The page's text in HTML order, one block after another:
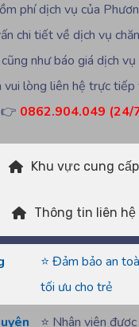
phí dịch vụ của
chi tiết về dịch vụ
như báo giá dịch
vui lòng liên hệ trực
👉 0862.904.049 (24/
Khu vực cung cấp
Thông tin liên hệ
⭐ Đảm bảo an
tối ưu cho trẻ
⭐ Nhân viên